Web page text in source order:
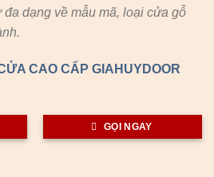
đa dạng về mẫu mã, loại cửa gỗ
CAO CẤP GIAHUYDOOR
GỌI NGAY